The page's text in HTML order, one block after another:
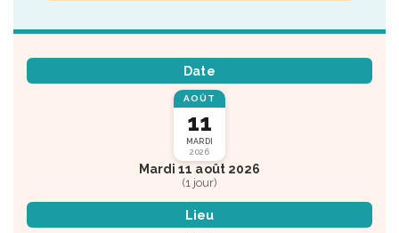
Date
AOÛT
11
MARDI
2026
Mardi 11 août 2026
(1 jour)
Lieu